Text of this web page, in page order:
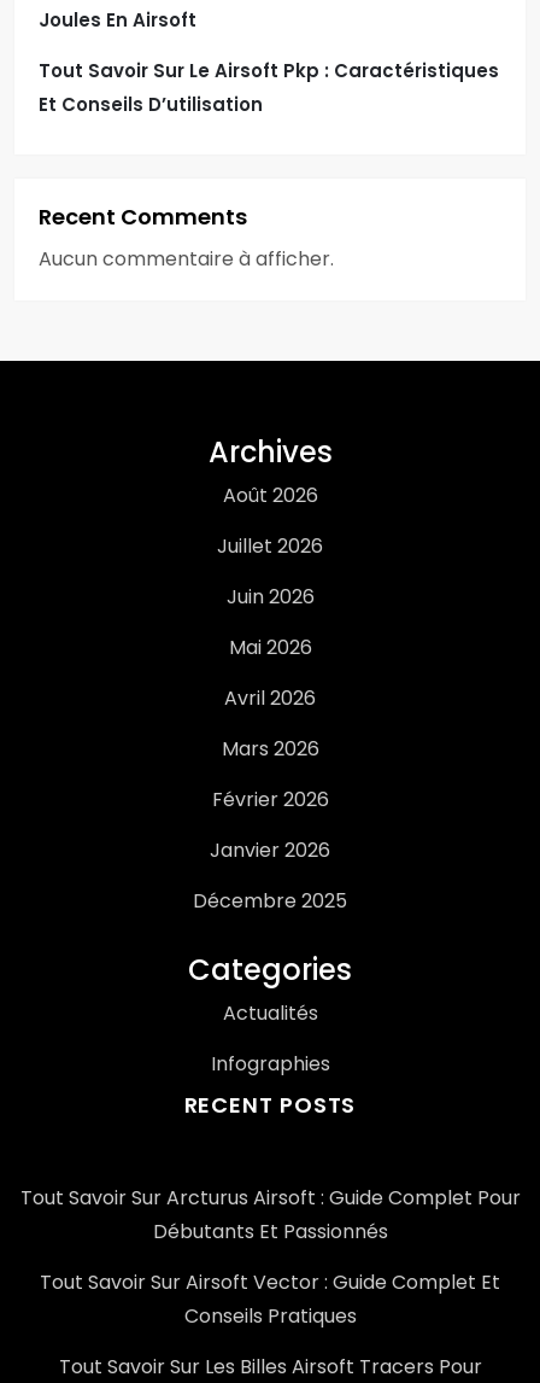
Joules En Airsoft
Tout Savoir Sur Le Airsoft Pkp : Caractéristiques
Et Conseils D’utilisation
Recent Comments
Aucun commentaire à afficher.
Archives
Août 2026
Juillet 2026
Juin 2026
Mai 2026
Avril 2026
Mars 2026
Février 2026
Janvier 2026
Décembre 2025
Categories
Actualités
Infographies
RECENT POSTS
Tout Savoir Sur Arcturus Airsoft : Guide Complet Pour
Débutants Et Passionnés
Tout Savoir Sur Airsoft Vector : Guide Complet Et
Conseils Pratiques
Tout Savoir Sur Les Billes Airsoft Tracers Pour